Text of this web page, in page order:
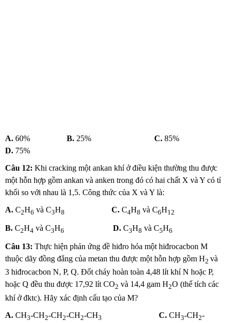
A. 60% B. 25% C. 85%
D. 75%
Câu 12: Khi cracking một ankan khí ở điều kiện thường thu được
một hỗn hợp gồm ankan và anken trong đó có hai chất X và Y có tỉ
khối so với nhau là 1,5. Công thức của X và Y là:
A. C2H6 và C3H8 C. C4H8 và C6H12
B. C2H4 và C3H6 D. C3H8 và C5H6
Câu 13: Thực hiện phản ứng đề hiđro hóa một hiđrocacbon M
thuộc dãy đồng đẳng của metan thu được một hỗn hợp gồm H2 và
3 hiđrocacbon N, P, Q. Đốt cháy hoàn toàn 4,48 lít khí N hoặc P,
hoặc Q đều thu được 17,92 lít CO2 và 14,4 gam H2O (thể tích các
khí ở đktc). Hãy xác định cấu tạo của M?
A. CH3-CH2-CH2-CH2-CH3 C. CH3-CH2-